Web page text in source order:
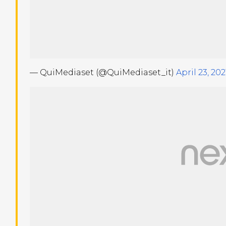
— QuiMediaset (@QuiMediaset_it) April 23,